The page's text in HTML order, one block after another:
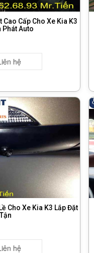
Cao Cấp Cho Xe Kia K3
Phát Auto
Cho Xe Kia K3 Lắp Đặt
Tận